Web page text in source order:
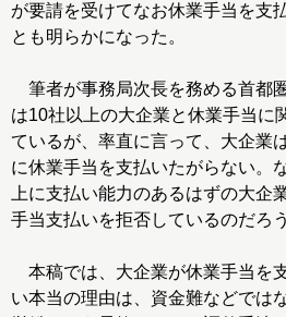
が要請を受けてなお休業手当を支
とも明らかになった。
筆者が事務局次長を務める首都
は10社以上の大企業と休業手当に
ているが、率直に言って、大企業
に休業手当を支払いたがらない。
上に支払い能力のあるはずの大企
手当支払いを拒否しているのだろう
本稿では、大企業が休業手当を
い本当の理由は、資金難などでは